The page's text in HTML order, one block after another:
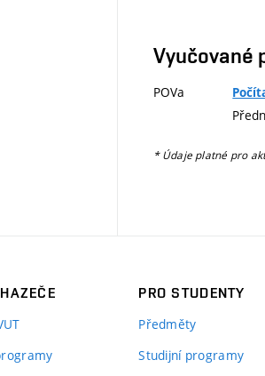
Vyučované
POVa
* Údaje platné pro
PRO STUDENTY
Předměty
Studijní programy